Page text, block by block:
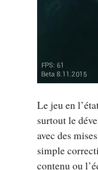
Le jeu en
surtout le
avec des
simple
contenu ou